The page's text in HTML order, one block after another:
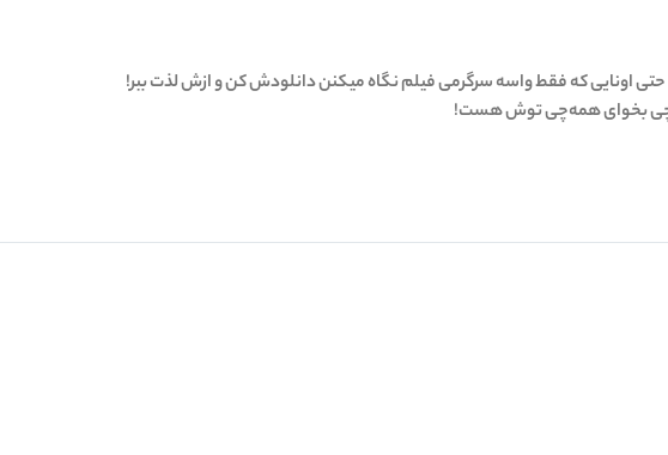
اونایی که فقط واسه سرگرمی فیلم نگاه میکنن دانلودش کن و ازش لذت ببر!
هرچی بخوای همه‌چی توش هست!